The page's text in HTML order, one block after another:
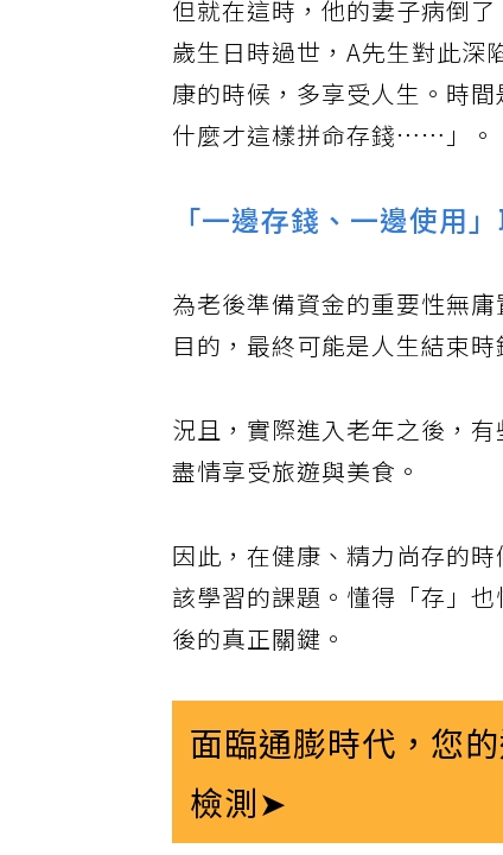
但就在這時，他的妻子病倒
歲生日時過世，A先生對此深
康的時候，多享受人生。時
什麼才這樣拼命存錢……」。
「一邊存錢、一邊使用
為老後準備資金的重要性無
目的，最終可能是人生結束
況且，實際進入老年之後，
盡情享受旅遊與美食。
因此，在健康、精力尚存的
該學習的課題。懂得「存」
後的真正關鍵。
面臨通膨時代，您
檢測➤